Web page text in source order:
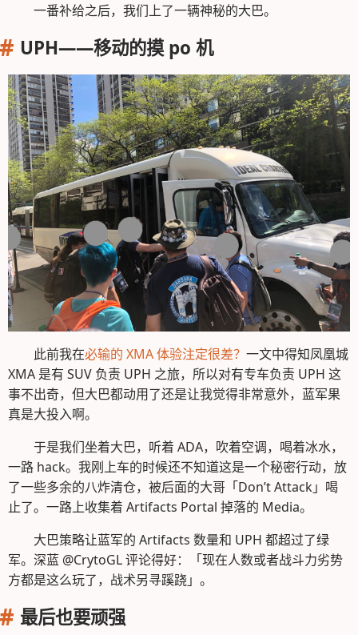
一番补给之后，我们上了一辆神秘的大巴。
UPH——移动的摸 po 机
此前我在必输的 XMA 体验注定很差？ 一文中得知凤凰城
XMA 是有 SUV 负责 UPH 之旅，所以对有专车负责 UPH 这
事不出奇，但大巴都动用了还是让我觉得非常意外，蓝军果
真是大投入啊。
于是我们坐着大巴，听着 ADA，吹着空调，喝着冰水，
一路 hack。我刚上车的时候还不知道这是一个秘密行动，放
了一些多余的八炸清仓，被后面的大哥「Don’t Attack」喝
止了。一路上收集着 Artifacts Portal 掉落的 Media。
大巴策略让蓝军的 Artifacts 数量和 UPH 都超过了绿
军。深蓝 @CrytoGL 评论得好：「现在人数或者战斗力劣势
方都是这么玩了，战术另寻蹊跷」。
最后也要顽强